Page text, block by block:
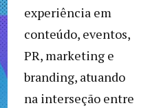
experiência em
conteúdo, eventos,
PR, marketing e
branding, atuando
na interseção entre